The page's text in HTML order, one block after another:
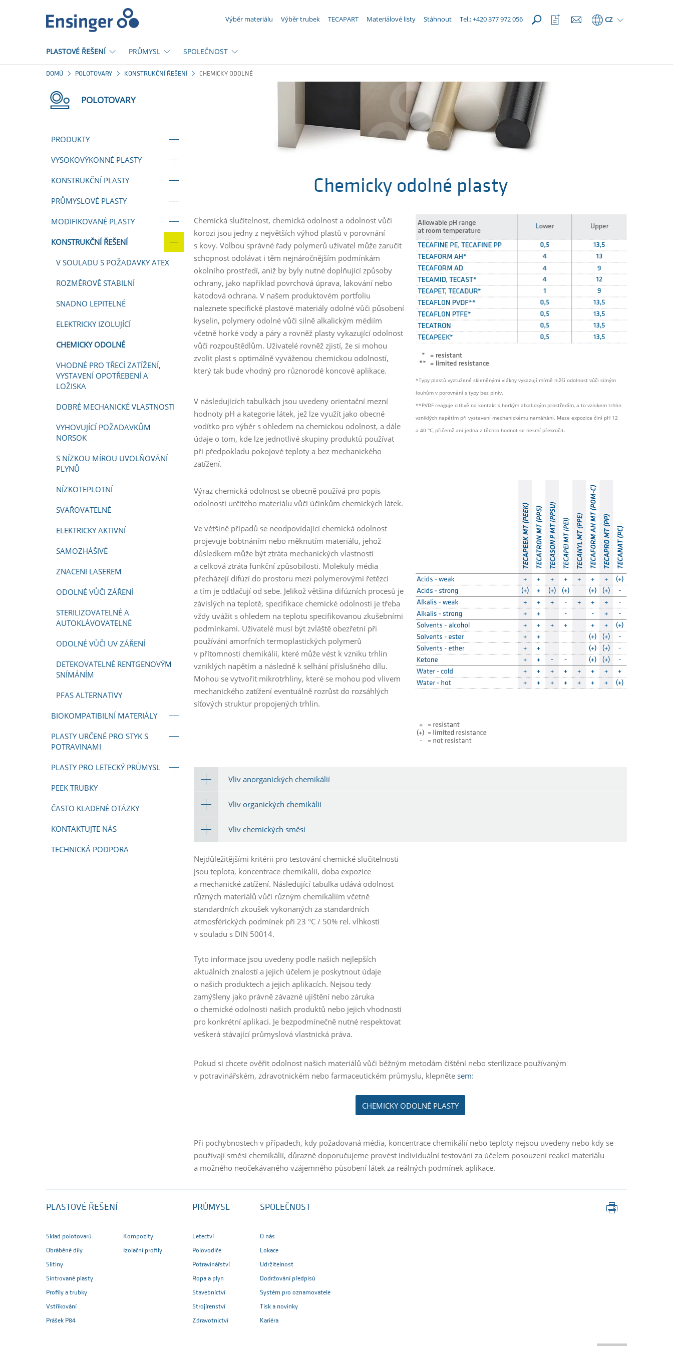
Výběr materiálu Výběr trubek TECAPART Materiálové listy Stáhnout Tel.: +420 377 972 056 CZ
Otevřít
seznam
PLASTOVÉ ŘEŠENÍ PRŮMYSL SPOLEČNOST
DOMŮ POLOTOVARY KONSTRUKČNÍ ŘEŠENÍ CHEMICKY ODOLNÉ
POLOTOVARY
PRODUKTY
VYSOKOVÝKONNÉ PLASTY
KONSTRUKČNÍ PLASTY
PRŮMYSLOVÉ PLASTY
MODIFIKOVANÉ PLASTY
KONSTRUKČNÍ ŘEŠENÍ
V SOULADU S POŽADAVKY ATEX
ROZMĚROVĚ STABILNÍ
SNADNO LEPITELNÉ
ELEKTRICKY IZOLUJÍCÍ
CHEMICKY ODOLNÉ
VHODNÉ PRO TŘECÍ ZATÍŽENÍ,
VYSTAVENÍ OPOTŘEBENÍ A
LOŽISKA
DOBRÉ MECHANICKÉ VLASTNOSTI
VYHOVUJÍCÍ POŽADAVKŮM
NORSOK
S NÍZKOU MÍROU UVOLŇOVÁNÍ
PLYNŮ
NÍZKOTEPLOTNÍ
SVAŘOVATELNÉ
ELEKTRICKY AKTIVNÍ
SAMOZHÁŠIVÉ
ZNACENI LASEREM
ODOLNÉ VŮČI ZÁŘENÍ
STERILIZOVATELNÉ A
AUTOKLÁVOVATELNÉ
ODOLNÉ VŮČI UV ZÁŘENÍ
DETEKOVATELNÉ RENTGENOVÝM
SNÍMÁNÍM
PFAS ALTERNATIVY
BIOKOMPATIBILNÍ MATERIÁLY
PLASTY URČENÉ PRO STYK S
POTRAVINAMI
PLASTY PRO LETECKÝ PRŮMYSL
PEEK TRUBKY
ČASTO KLADENÉ OTÁZKY
KONTAKTUJTE NÁS
TECHNICKÁ PODPORA
Chemicky odolné plasty
Chemická slučitelnost, chemická odolnost a odolnost vůči
korozi jsou jedny z největších výhod plastů v porovnání
s kovy. Volbou správné řady polymerů uživatel může zaručit
schopnost odolávat i těm nejnáročnějším podmínkám
okolního prostředí, aniž by byly nutné doplňující způsoby
ochrany, jako například povrchová úprava, lakování nebo
katodová ochrana. V našem produktovém portfoliu
naleznete specifické plastové materiály odolné vůči působení
kyselin, polymery odolné vůči silně alkalickým médiím
včetně horké vody a páry a rovněž plasty vykazující odolnost
vůči rozpouštědlům. Uživatelé rovněž zjistí, že si mohou
zvolit plast s optimálně vyváženou chemickou odolností,
který tak bude vhodný pro různorodé koncové aplikace.
V následujících tabulkách jsou uvedeny orientační mezní
hodnoty pH a kategorie látek, jež lze využít jako obecné
vodítko pro výběr s ohledem na chemickou odolnost, a dále
údaje o tom, kde lze jednotlivé skupiny produktů používat
při předpokladu pokojové teploty a bez mechanického
zatížení.
*Typy plastů vyztužené skleněnými vlákny vykazují mírně nižší odolnost vůči silným
louhům v porovnání s typy bez plniv.
**PVDF reaguje citlivě na kontakt s horkým alkalickým prostředím, a to vznikem trhlin
vzniklých napětím při vystavení mechanickému namáhání. Meze expozice činí pH 12
a 40 °C, přičemž ani jedna z těchto hodnot se nesmí překročit.
Výraz chemická odolnost se obecně používá pro popis
odolnosti určitého materiálu vůči účinkům chemických látek.
Ve většině případů se neodpovídající chemická odolnost
projevuje bobtnáním nebo měknutím materiálu, jehož
důsledkem může být ztráta mechanických vlastností
a celková ztráta funkční způsobilosti. Molekuly média
přecházejí difúzí do prostoru mezi polymerovými řetězci
a tím je odtlačují od sebe. Jelikož většina difúzních procesů je
závislých na teplotě, specifikace chemické odolnosti je třeba
vždy uvážit s ohledem na teplotu specifikovanou zkušebními
podmínkami. Uživatelé musí být zvláště obezřetní při
používání amorfních termoplastických polymerů
v přítomnosti chemikálií, které může vést k vzniku trhlin
vzniklých napětím a následně k selhání příslušného dílu.
Mohou se vytvořit mikrotrhliny, které se mohou pod vlivem
mechanického zatížení eventuálně rozrůst do rozsáhlých
síťových struktur propojených trhlin.
Vliv anorganických chemikálií
Vliv organických chemikálií
Vliv chemických směsí
Nejdůležitějšími kritérii pro testování chemické slučitelnosti
jsou teplota, koncentrace chemikálií, doba expozice
a mechanické zatížení. Následující tabulka udává odolnost
různých materiálů vůči různým chemikáliím včetně
standardních zkoušek vykonaných za standardních
atmosférických podmínek při 23 °C / 50% rel. vlhkosti
v souladu s DIN 50014.
Tyto informace jsou uvedeny podle našich nejlepších
aktuálních znalostí a jejich účelem je poskytnout údaje
o našich produktech a jejich aplikacích. Nejsou tedy
zamýšleny jako právně závazné ujištění nebo záruka
o chemické odolnosti našich produktů nebo jejich vhodnosti
pro konkrétní aplikaci. Je bezpodmínečně nutné respektovat
veškerá stávající průmyslová vlastnická práva.
Pokud si chcete ověřit odolnost našich materiálů vůči běžným metodám čištění nebo sterilizace používaným
v potravinářském, zdravotnickém nebo farmaceutickém průmyslu, klepněte sem:
CHEMICKY ODOLNÉ PLASTY
Při pochybnostech v případech, kdy požadovaná média, koncentrace chemikálií nebo teploty nejsou uvedeny nebo kdy se
používají směsi chemikálií, důrazně doporučujeme provést individuální testování za účelem posouzení reakcí materiálu
a možného neočekávaného vzájemného působení látek za reálných podmínek aplikace.
PLASTOVÉ ŘEŠENÍ
Sklad polotovarů
Obráběné díly
Slitiny
Sintrované plasty
Profily a trubky
Vstřikování
Prášek P84
Kompozity
Izolační profily
PRŮMYSL
Letectví
Polovodiče
Potravinářství
Ropa a plyn
Stavebníctví
Strojírenství
Zdravotnictví
SPOLEČNOST
O nás
Lokace
Udržitelnost
Dodržování předpisů
Systém pro oznamovatele
Tisk a novinky
Kariéra